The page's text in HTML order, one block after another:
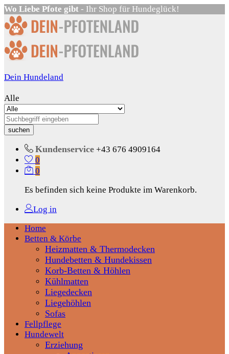
Wo Liebe Pfote gibt - Ihr Shop für Hundeglück!
Dein Hundeland
Alle
suchen
Kundenservice +43 676 4909164
0
0
Es befinden sich keine Produkte im Warenkorb.
Log in
Home
Betten & Körbe
Heizmatten & Thermodecken
Hundebetten & Hundekissen
Korb-Betten & Höhlen
Kühlmatten
Liegedecken
Liegehöhlen
Sofas
Fellpflege
Hundewelt
Erziehung